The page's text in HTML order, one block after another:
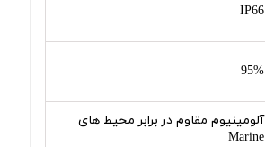
IP66
95%
آلومینیوم مقاوم در برابر محیط های
Marine